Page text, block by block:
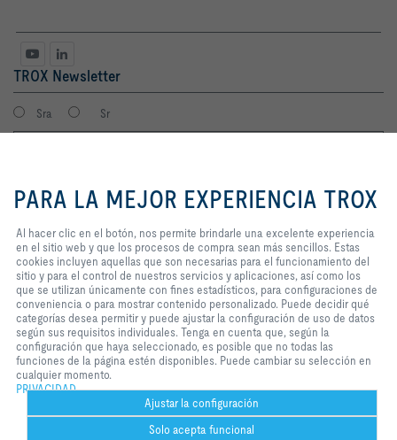
TROX Newsletter
Sra Sr
Consiento que mis datos sean guardados en cumplimiento con la
política de protección de datos de TROX.
Login
Inicio Contactos Condiciones de contratación
Aviso legal
permite brindarle una excelente
experiencia en el sitio web y que
sencillos. Estas cookies incluyen
aquellas que son necesarias para
el funcionamiento del sitio y para
el control de nuestros servicios y
aplicaciones, así como los que se
utilizan únicamente con fines
estadísticos, para configuraciones
de conveniencia o para mostrar
contenido personalizado. Puede
decidir qué categorías desea
configuración de uso de datos
según sus requisitos individuales.
Tenga en cuenta que, según la
configuración que haya
PARA LA MEJOR EXPERIENCIA TROX
Al hacer clic en el botón, nos permite brindarle una excelente experiencia
en el sitio web y que los procesos de compra sean más sencillos. Estas
cookies incluyen aquellas que son necesarias para el funcionamiento del
sitio y para el control de nuestros servicios y aplicaciones, así como los
que se utilizan únicamente con fines estadísticos, para configuraciones de
conveniencia o para mostrar contenido personalizado. Puede decidir qué
categorías desea permitir y puede ajustar la configuración de uso de datos
según sus requisitos individuales. Tenga en cuenta que, según la
configuración que haya seleccionado, es posible que no todas las
funciones de la página estén disponibles. Puede cambiar su selección en
cualquier momento.
PRIVACIDAD
Ajustar la configuración
Solo acepta funcional